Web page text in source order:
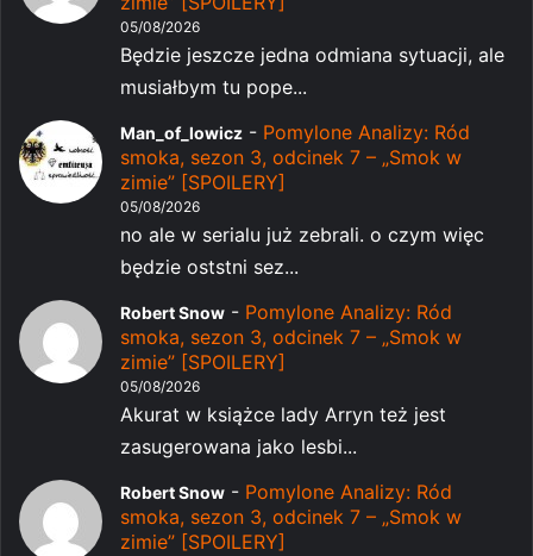
05/08/2026
Będzie jeszcze jedna odmiana sytuacji, ale
musiałbym tu pope...
Man_of_lowicz - Pomylone Analizy: Ród
smoka, sezon 3, odcinek 7 – „Smok w
zimie” [SPOILERY]
05/08/2026
no ale w serialu już zebrali. o czym więc
będzie oststni sez...
Robert Snow - Pomylone Analizy: Ród
smoka, sezon 3, odcinek 7 – „Smok w
zimie” [SPOILERY]
05/08/2026
Akurat w książce lady Arryn też jest
zasugerowana jako lesbi...
Robert Snow - Pomylone Analizy: Ród
smoka, sezon 3, odcinek 7 – „Smok w
zimie” [SPOILERY]